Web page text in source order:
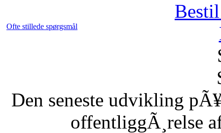
Ofte stillede spørgsmål
Den seneste udvikling
offentliggÃ¸relse